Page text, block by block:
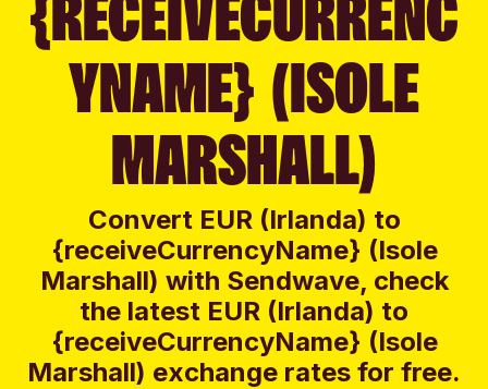
{RECEIVECURRENC
YNAME} (ISOLE
MARSHALL)
Convert EUR (Irlanda) to
{receiveCurrencyName} (Isole
Marshall) with Sendwave, check
the latest EUR (Irlanda) to
{receiveCurrencyName} (Isole
Marshall) exchange rates for free.